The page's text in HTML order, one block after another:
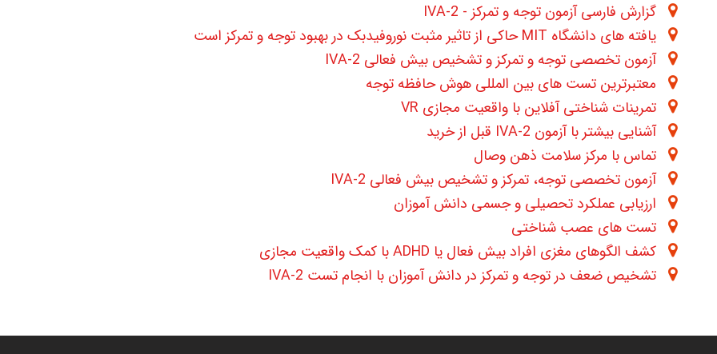
گزارش فارسی آزمون توجه و تمرکز - IVA-2
یافته های دانشگاه MIT حاکی از تاثیر مثبت نوروفیدبک در بهبود توجه و تمرکز است
آزمون تخصصی توجه و تمرکز و تشخیص بیش فعالی IVA-2
معتبرترین تست های بین المللی هوش حافظه توجه
تمرینات شناختی آفلاین با واقعیت مجازی VR
آشنایی بیشتر با آزمون IVA-2 قبل از خرید
تماس با مرکز سلامت ذهن وصال
آزمون تخصصی توجه، تمرکز و تشخیص بیش فعالی IVA-2
ارزیابی عملکرد تحصیلی و جسمی دانش آموزان
تست های عصب شناختی
کشف الگوهای مغزی افراد بیش فعال یا ADHD با کمک واقعیت مجازی
تشخیص ضعف در توجه و تمرکز در دانش آموزان با انجام تست IVA-2